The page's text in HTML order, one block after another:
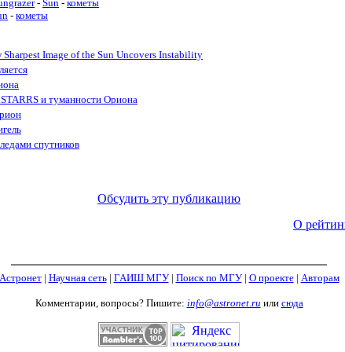
- Sun - кометы
- кометы
Image of the Sun Uncovers Instability
и туманности Ориона
спутников
Обсудить эту публикацию
О
Астронет| Научная сеть| ГАИШ МГУ| Поиск по МГУ| О проекте| Авторам
Комментарии, вопросы? Пишите: info@astronet.ru или сюда